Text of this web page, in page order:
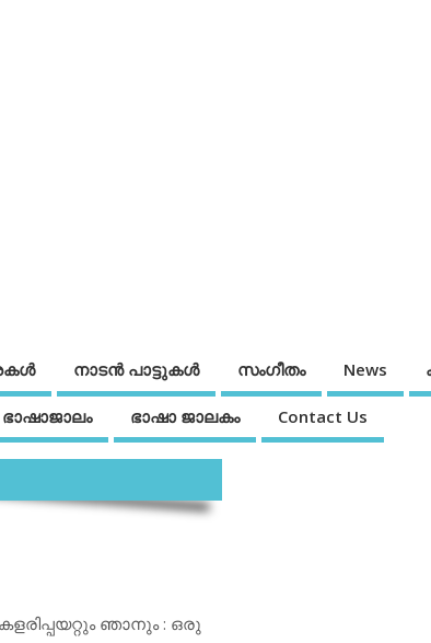
നാടന്‍ പാട്ടുകള്‍ സംഗീതം News
ഭാഷാജാലം ഭാഷാ ജാലകം Contact Us
ഞാനും : ഒരു